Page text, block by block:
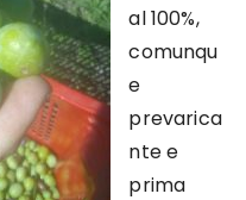
al 100%,
comunqu
e
prevarica
nte e
prima